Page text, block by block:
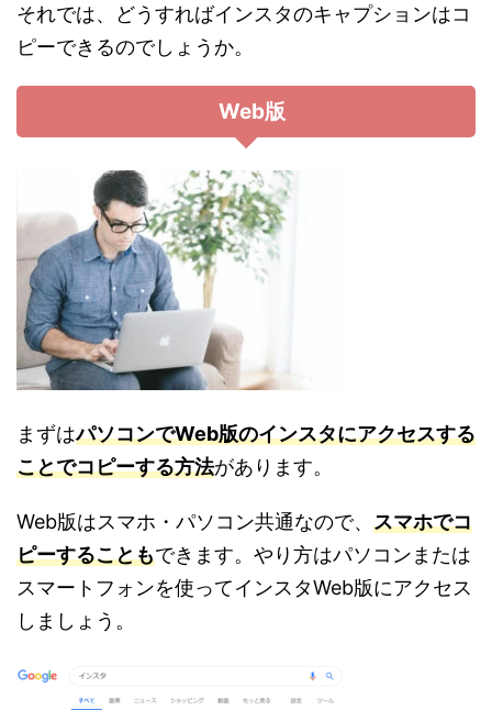
それでは、どうすればインスタのキャプションはコ
ピーできるのでしょうか。
Web版
まずはパソコンでWeb版のインスタにアクセスする
ことでコピーする方法があります。
Web版はスマホ・パソコン共通なので、 スマホでコ
ピーすることもできます。やり方はパソコンまたは
スマートフォンを使ってインスタWeb版にアクセス
しましょう。